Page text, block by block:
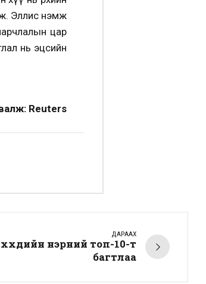
Эллис нэмж
цар
нь эцсийн
Reuters
ДАРААХ
нэрний топ-10-т
багтлаа